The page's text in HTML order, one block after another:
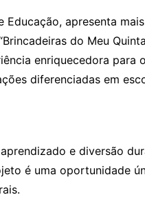
apresenta
do Meu
enriquecedora para
diferenciadas em
e diversão
é uma oportunidade